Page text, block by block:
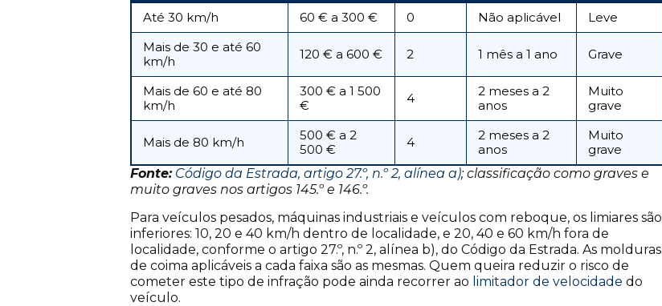
Até 30 km/h
60 € a 300 € 0 Não aplicável
Leve
Mais de 30 e até 60
km/h
120 € a 600 € 2 1 mês a 1 ano Grave
Mais de 60 e até 80
km/h
300 € a 1 500
€
4
2 meses a 2
anos
Muito
grave
Mais de 80 km/h
500 € a 2
500 €
4
2 meses a 2
anos
Muito
grave
Fonte: Código da Estrada, artigo 27.º, n.º 2, alínea a); classificação como graves e
muito graves nos artigos 145.º e 146.º.
Para veículos pesados, máquinas industriais e veículos com reboque, os limiares são
inferiores: 10, 20 e 40 km/h dentro de localidade, e 20, 40 e 60 km/h fora de
localidade, conforme o artigo 27.º, n.º 2, alínea b), do Código da Estrada. As molduras
de coima aplicáveis a cada faixa são as mesmas. Quem queira reduzir o risco de
cometer este tipo de infração pode ainda recorrer ao limitador de velocidade do
veículo.